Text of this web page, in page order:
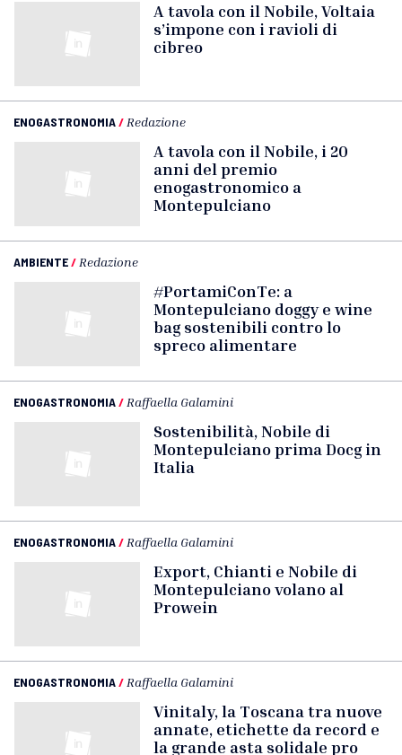
A tavola con il Nobile, Voltaia
s’impone con i ravioli di
cibreo
ENOGASTRONOMIA/ Redazione
A tavola con il Nobile, i 20
anni del premio
enogastronomico a
Montepulciano
AMBIENTE/ Redazione
#PortamiConTe: a
Montepulciano doggy e wine
bag sostenibili contro lo
spreco alimentare
ENOGASTRONOMIA/ Raffaella Galamini
Sostenibilità, Nobile di
Montepulciano prima Docg in
Italia
ENOGASTRONOMIA/ Raffaella Galamini
Export, Chianti e Nobile di
Montepulciano volano al
Prowein
ENOGASTRONOMIA/ Raffaella Galamini
Vinitaly, la Toscana tra nuove
annate, etichette da record e
la grande asta solidale pro